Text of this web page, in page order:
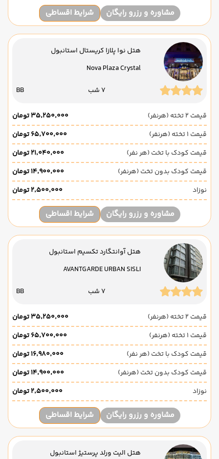
مشاوره و رزرو رایگان شرایط اقساطی
هتل نوا پلازا کریستال استانبول
Nova Plaza Crystal
7 شب BB
قیمت 2 تخته (هرنفر)
۳۵٬۲۵۰٬۰۰۰ تومان
قیمت 1 تخته (هرنفر)
۶۵٬۷۰۰٬۰۰۰ تومان
قیمت کودک با تخت (هر نفر)
۲۱٬۰۴۰٬۰۰۰ تومان
قیمت کودک بدون تخت (هرنفر)
۱۴٬۹۰۰٬۰۰۰ تومان
نوزاد
۲٬۵۰۰٬۰۰۰ تومان
مشاوره و رزرو رایگان شرایط اقساطی
هتل آوانتگارد تکسیم استانبول
AVANTGARDE URBAN SISLI
7 شب BB
قیمت 2 تخته (هرنفر)
۳۵٬۲۵۰٬۰۰۰ تومان
قیمت 1 تخته (هرنفر)
۶۵٬۷۰۰٬۰۰۰ تومان
قیمت کودک با تخت (هر نفر)
۱۶٬۹۸۰٬۰۰۰ تومان
قیمت کودک بدون تخت (هرنفر)
۱۴٬۹۰۰٬۰۰۰ تومان
نوزاد
۲٬۵۰۰٬۰۰۰ تومان
مشاوره و رزرو رایگان شرایط اقساطی
هتل الیت ورلد پرستیژ استانبول